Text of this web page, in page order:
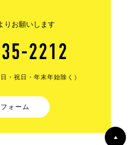
りお願いします
祝日・年末年始除く）
ォーム